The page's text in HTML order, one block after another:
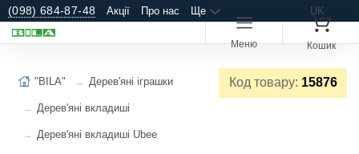
(098) 684-87-48 Акції Про нас Ще UK
Меню Кошик
Код товару: 15876
"BILA" Дерев'яні іграшки
Дерев'яні вкладиші
Дерев'яні вкладиші Ubee